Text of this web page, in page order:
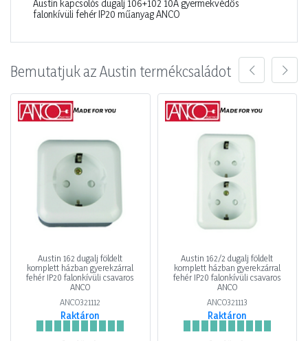
Austin kapcsolós dugalj 106+102 10A gyermekvédős
falonkívüli fehér IP20 műanyag ANCO
Bemutatjuk az Austin termékcsaládot
Austin 162 dugalj földelt
komplett házban gyerekzárral
fehér IP20 falonkívüli csavaros
ANCO
ANCO321112
Raktáron
Austin 162/2 dugalj földelt
komplett házban gyerekzárral
fehér IP20 falonkívüli csavaros
ANCO
ANCO321113
Raktáron